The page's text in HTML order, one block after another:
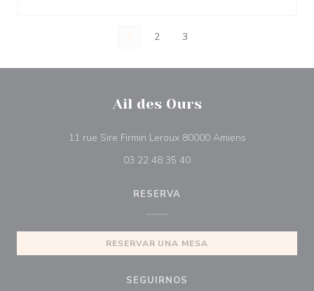
2 3
Ail des Ours
11 rue Sire Firmin Leroux 80000 Amiens((abre en una
03 22 48 35 40
RESERVA
RESERVAR UNA MESA
SEGUIRNOS